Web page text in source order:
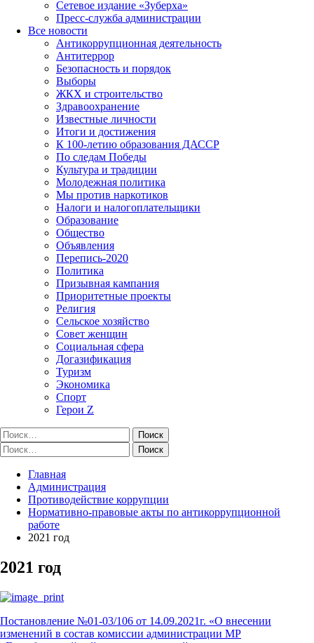
Сетевое издание «Зуберха»
Пресс-служба администрации
Все новости
Антикоррупционная деятельность
Антитеррор
Безопасность и порядок
Выборы
ЖКХ и строительство
Здравоохранение
Известные личности
Итоги и достижения
К 100-летию образования ДАССР
По следам Победы
Культура и традиции
Молодежная политика
Мы против наркотиков
Налоги и налогоплательщики
Образование
Общество
Объявления
Перепись-2020
Политика
Призывная кампания
Приоритетные проекты
Религия
Сельское хозяйство
Совет женщин
Социальная сфера
Догазификация
Туризм
Экономика
Спорт
Герои Z
Найти:
Найти:
Главная
Администрация
Противодействие коррупции
Нормативно-правовые акты по антикоррупционной
работе
2021 год
2021 год
Постановление №01-03/106 от 14.09.2021г. «О внесении
изменений в состав комиссии администрации МР